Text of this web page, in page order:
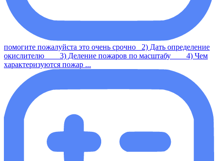
помогите пожалуйста это очень срочно 2) Дать определение
окислителю 3) Деление пожаров по масштабу 4) Чем
характеризуются пожар ...